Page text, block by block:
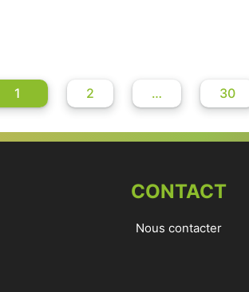
1 2 … 30
CONTACT
Nous contacter